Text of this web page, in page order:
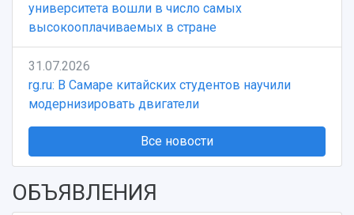
университета вошли в число самых
высокооплачиваемых в стране
31.07.2026
rg.ru: В Самаре китайских студентов научили
модернизировать двигатели
Все новости
ОБЪЯВЛЕНИЯ